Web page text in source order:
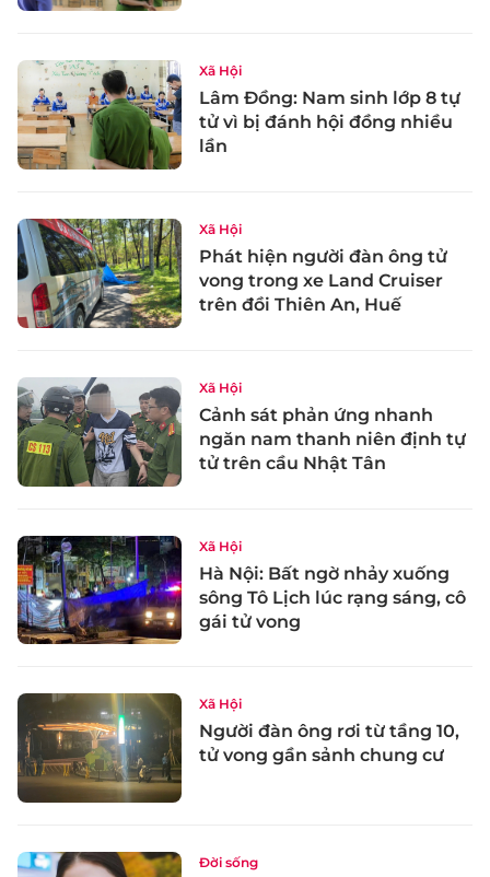
Xã Hội
Lâm Đồng: Nam sinh lớp 8 tự
tử vì bị đánh hội đồng nhiều
lần
Xã Hội
Phát hiện người đàn ông tử
vong trong xe Land Cruiser
trên đồi Thiên An, Huế
Xã Hội
Cảnh sát phản ứng nhanh
ngăn nam thanh niên định tự
tử trên cầu Nhật Tân
Xã Hội
Hà Nội: Bất ngờ nhảy xuống
sông Tô Lịch lúc rạng sáng, cô
gái tử vong
Xã Hội
Người đàn ông rơi từ tầng 10,
tử vong gần sảnh chung cư
Đời sống